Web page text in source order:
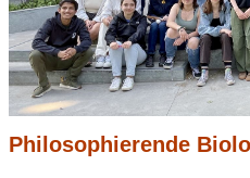
Philosophierende